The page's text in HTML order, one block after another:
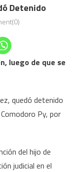
Detenido
luego de que se
quedó detenido
Py, por
del hijo de
judicial en el